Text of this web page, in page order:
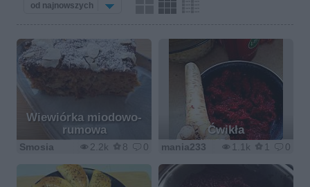
od najnowszych
Wiewiórka miodowo-
rumowa
2.2k 8 0
Smosia
Ćwikła
1.1k 1 0
mania233